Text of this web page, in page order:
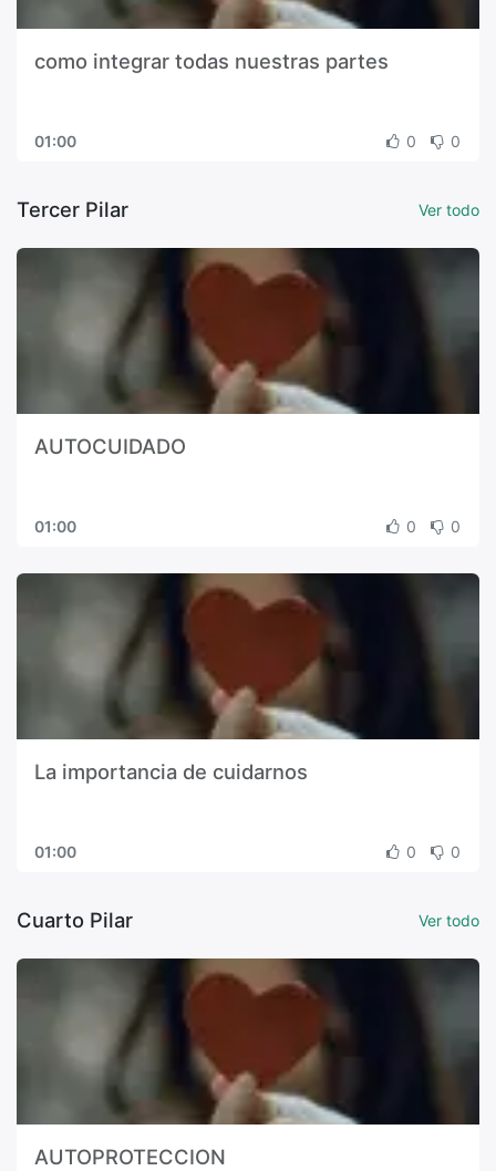
como integrar todas nuestras partes
01:00 0 0
Tercer Pilar Ver todo
AUTOCUIDADO
01:00 0 0
La importancia de cuidarnos
01:00 0 0
Cuarto Pilar Ver todo
AUTOPROTECCION